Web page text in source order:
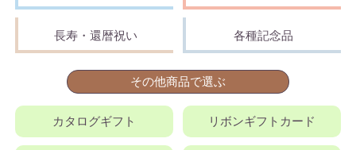
長寿・還暦祝い 各種記念品
その他商品で選ぶ
カタログギフト リボンギフトカード